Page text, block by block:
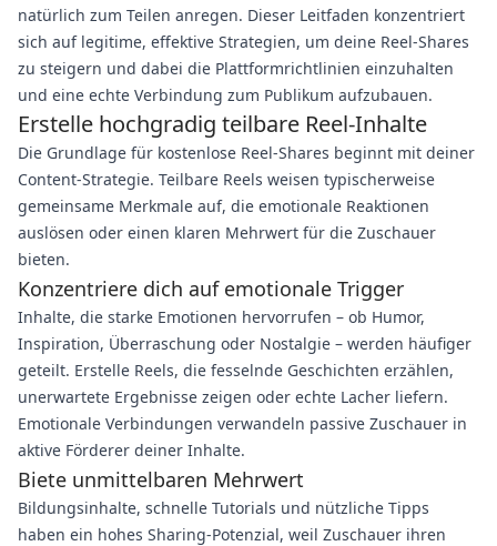
natürlich zum Teilen anregen. Dieser Leitfaden konzentriert
sich auf legitime, effektive Strategien, um deine Reel-Shares
zu steigern und dabei die Plattformrichtlinien einzuhalten
und eine echte Verbindung zum Publikum aufzubauen.
Erstelle hochgradig teilbare Reel-Inhalte
Die Grundlage für kostenlose Reel-Shares beginnt mit deiner
Content-Strategie. Teilbare Reels weisen typischerweise
gemeinsame Merkmale auf, die emotionale Reaktionen
auslösen oder einen klaren Mehrwert für die Zuschauer
bieten.
Konzentriere dich auf emotionale Trigger
Inhalte, die starke Emotionen hervorrufen – ob Humor,
Inspiration, Überraschung oder Nostalgie – werden häufiger
geteilt. Erstelle Reels, die fesselnde Geschichten erzählen,
unerwartete Ergebnisse zeigen oder echte Lacher liefern.
Emotionale Verbindungen verwandeln passive Zuschauer in
aktive Förderer deiner Inhalte.
Biete unmittelbaren Mehrwert
Bildungsinhalte, schnelle Tutorials und nützliche Tipps
haben ein hohes Sharing-Potenzial, weil Zuschauer ihren